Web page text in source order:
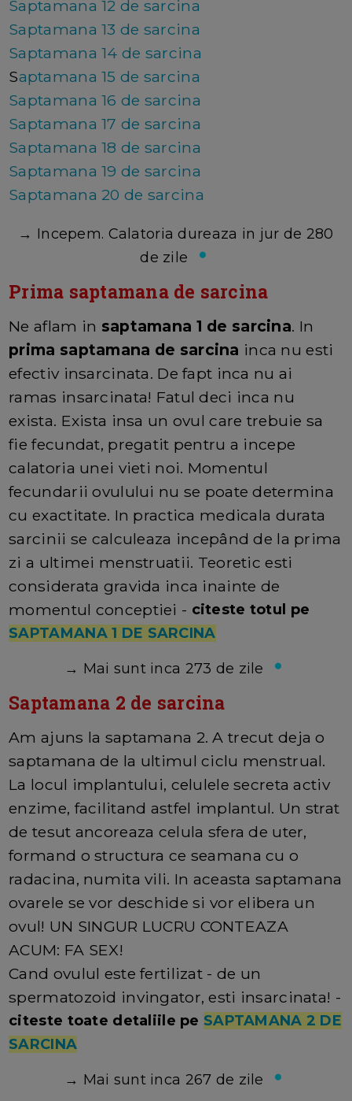
Saptamana 12 de sarcina
Saptamana 13 de sarcina
Saptamana 14 de sarcina
Saptamana 15 de sarcina
Saptamana 16 de sarcina
Saptamana 17 de sarcina
Saptamana 18 de sarcina
Saptamana 19 de sarcina
Saptamana 20 de sarcina
→ Incepem. Calatoria dureaza in jur de 280
de zile
Prima saptamana de sarcina
Ne aflam in saptamana 1 de sarcina. In
prima saptamana de sarcina inca nu esti
efectiv insarcinata. De fapt inca nu ai
ramas insarcinata! Fatul deci inca nu
exista. Exista insa un ovul care trebuie sa
fie fecundat, pregatit pentru a incepe
calatoria unei vieti noi. Momentul
fecundarii ovulului nu se poate determina
cu exactitate. In practica medicala durata
sarcinii se calculeaza incepând de la prima
zi a ultimei menstruatii. Teoretic esti
considerata gravida inca inainte de
momentul conceptiei - citeste totul pe
SAPTAMANA 1 DE SARCINA
→ Mai sunt inca 273 de zile
Saptamana 2 de sarcina
Am ajuns la saptamana 2. A trecut deja o
saptamana de la ultimul ciclu menstrual.
La locul implantului, celulele secreta activ
enzime, facilitand astfel implantul. Un strat
de tesut ancoreaza celula sfera de uter,
formand o structura ce seamana cu o
radacina, numita vili. In aceasta saptamana
ovarele se vor deschide si vor elibera un
ovul! UN SINGUR LUCRU CONTEAZA
ACUM: FA SEX!
Cand ovulul este fertilizat - de un
spermatozoid invingator, esti insarcinata! -
citeste toate detaliile pe SAPTAMANA 2 DE
SARCINA
→ Mai sunt inca 267 de zile